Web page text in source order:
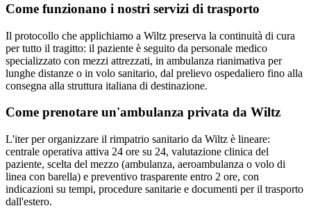
Come funzionano i nostri servizi di trasporto
Il protocollo che applichiamo a Wiltz preserva la continuità di cura
per tutto il tragitto: il paziente è seguito da personale medico
specializzato con mezzi attrezzati, in ambulanza rianimativa per
lunghe distanze o in volo sanitario, dal prelievo ospedaliero fino alla
consegna alla struttura italiana di destinazione.
Come prenotare un'ambulanza privata da Wiltz
L'iter per organizzare il rimpatrio sanitario da Wiltz è lineare:
centrale operativa attiva 24 ore su 24, valutazione clinica del
paziente, scelta del mezzo (ambulanza, aeroambulanza o volo di
linea con barella) e preventivo trasparente entro 2 ore, con
indicazioni su tempi, procedure sanitarie e documenti per il trasporto
dall'estero.